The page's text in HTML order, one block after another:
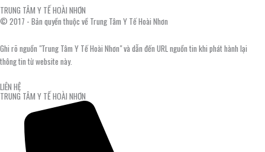
TRUNG TÂM Y TẾ HOÀI NHƠN
© 2017 - Bản quyền thuộc về Trung Tâm Y Tế Hoài Nhơn
Ghi rõ nguồn "Trung Tâm Y Tế Hoài Nhơn" và dẫn đến URL nguồn tin khi phát hành lại
thông tin từ website này.
LIÊN HỆ
TRUNG TÂM Y TẾ HOÀI NHƠN